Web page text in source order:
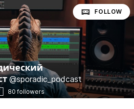
@sporadic_podcast
80 followers
FOLLOW